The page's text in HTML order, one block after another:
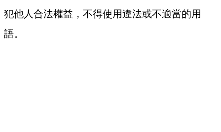
犯他人合法權益，不得使用違法或不適當的用
語。